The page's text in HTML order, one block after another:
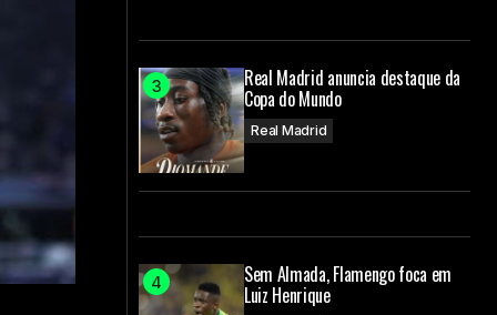
Real Madrid anuncia destaque da
Copa do Mundo
Real Madrid
Sem Almada, Flamengo foca em
Luiz Henrique